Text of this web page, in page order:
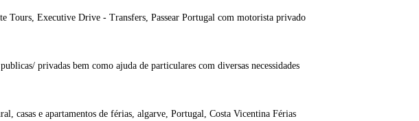
Executive Drive - Transfers, Passear Portugal com motorista privado
privadas bem como ajuda de particulares com diversas necessidades
casas e apartamentos de férias, algarve, Portugal, Costa Vicentina Férias